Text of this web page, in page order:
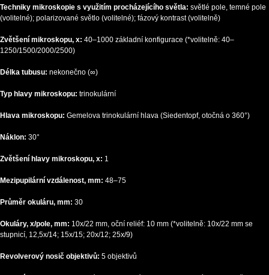
Techniky mikroskopie s využitím procházejícího světla: světlé pole, temné pole
(volitelné); polarizované světlo (volitelné); fázový kontrast (volitelně)
Zvětšení mikroskopu, x: 40–1000 základní konfigurace (*volitelně: 40–
1250/1500/2000/2500)
Délka tubusu: nekonečno (∞)
Typ hlavy mikroskopu: trinokulární
Hlava mikroskopu: Gemelova trinokulární hlava (Siedentopf, otočná o 360°)
Náklon: 30°
Zvětšení hlavy mikroskopu, x: 1
Mezipupilární vzdálenost, mm: 48–75
Průměr okuláru, mm: 30
Okuláry, x/pole, mm: 10x/22 mm, oční reliéf: 10 mm (*volitelně: 10x/22 mm se
stupnicí, 12,5x/14; 15x/15; 20x/12; 25x/9)
Revolverový nosič objektivů: 5 objektivů